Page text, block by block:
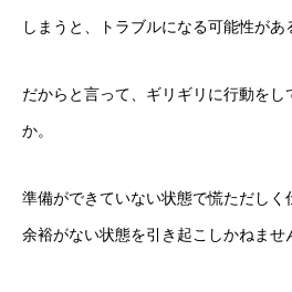
しまうと、トラブルになる可能性があ
だからと言って、ギリギリに行動をし
か。
準備ができていない状態で慌ただしく
余裕がない状態を引き起こしかねませ